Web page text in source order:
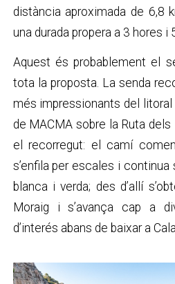
distància aproximada de 6,8
una durada propera a 3 hores i
Aquest és probablement el
tota la proposta. La senda
més impressionants del
de MACMA sobre la Ruta
el recorregut: el camí
s’enfila per escales i
blanca i verda; des d’allí
Moraig i s’avança cap a
d’interés abans de baixar a